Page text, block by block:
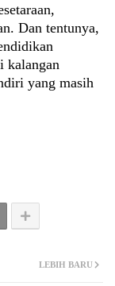
Dan tentunya,
kalangan
yang masih
LEBIH BARU